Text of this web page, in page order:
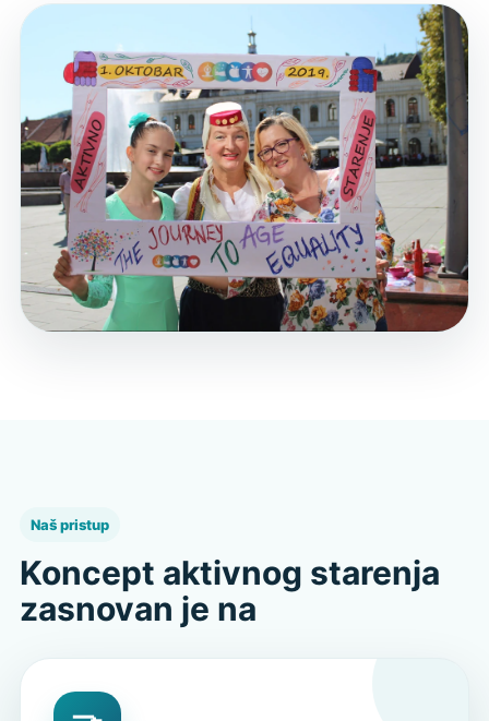
Naš pristup
Koncept aktivnog starenja
zasnovan je na